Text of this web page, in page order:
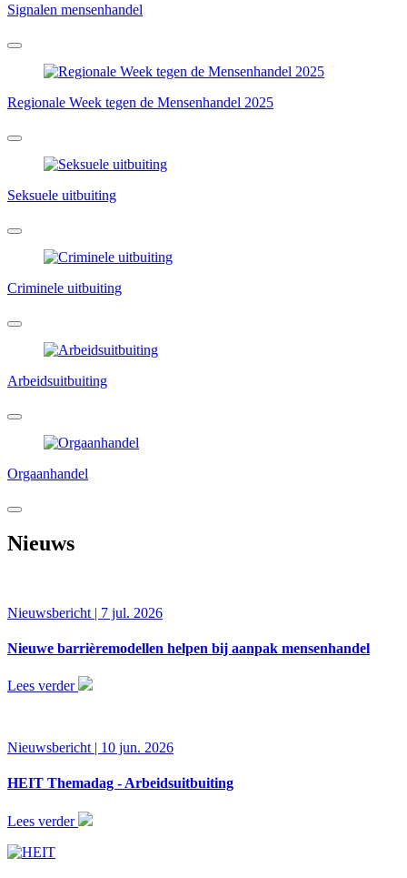
Signalen mensenhandel
Regionale Week tegen de Mensenhandel 2025
Seksuele uitbuiting
Criminele uitbuiting
Arbeidsuitbuiting
Orgaanhandel
Nieuws
Nieuwsbericht | 7 jul. 2026
Nieuwe barrièremodellen helpen bij aanpak mensenhandel
Lees verder
Nieuwsbericht | 10 jun. 2026
HEIT Themadag - Arbeidsuitbuiting
Lees verder